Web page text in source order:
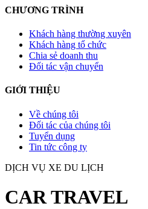
CHƯƠNG TRÌNH
Khách hàng thường xuyên
Khách hàng tổ chức
Chia sẻ doanh thu
Đối tác vận chuyển
GIỚI THIỆU
Về chúng tôi
Đối tác của chúng tôi
Tuyển dụng
Tin tức công ty
DỊCH VỤ XE DU LỊCH
CAR TRAVEL